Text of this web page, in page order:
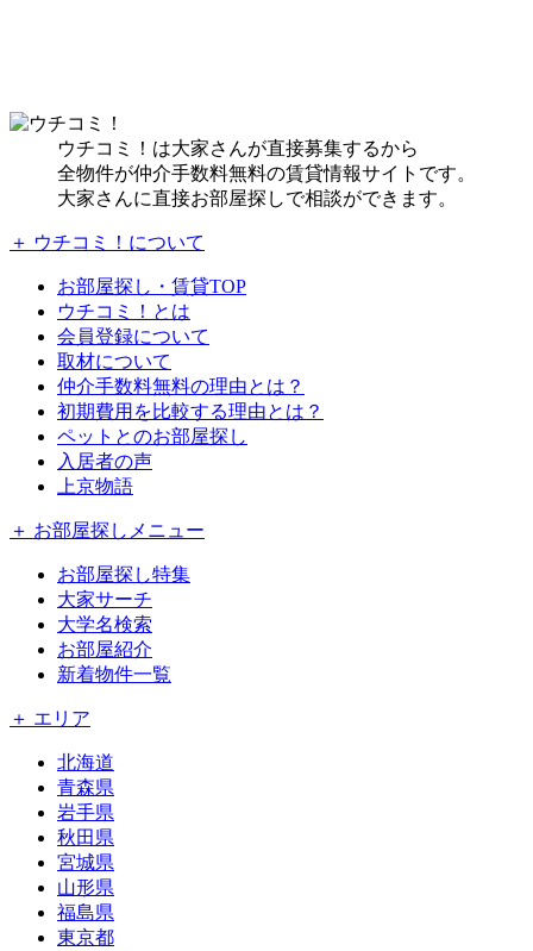
ウチコミ！は大家さんが直接募集するから
全物件が仲介手数料無料の賃貸情報サイトです。
大家さんに直接お部屋探しで相談ができます。
＋ ウチコミ！について
お部屋探し・賃貸TOP
ウチコミ！とは
会員登録について
取材について
仲介手数料無料の理由とは？
初期費用を比較する理由とは？
ペットとのお部屋探し
入居者の声
上京物語
＋ お部屋探しメニュー
お部屋探し特集
大家サーチ
大学名検索
お部屋紹介
新着物件一覧
＋ エリア
北海道
青森県
岩手県
秋田県
宮城県
山形県
福島県
東京都